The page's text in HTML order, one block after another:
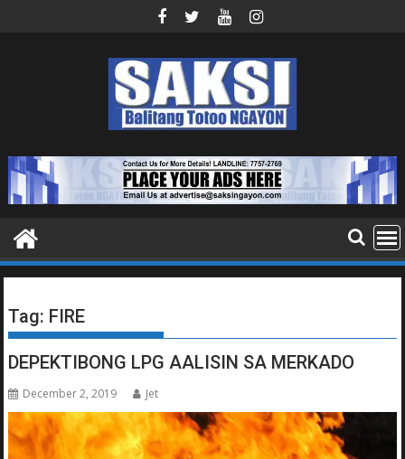
Tag: FIRE
DEPEKTIBONG LPG AALISIN SA MERKADO
December 2, 2019 Jet